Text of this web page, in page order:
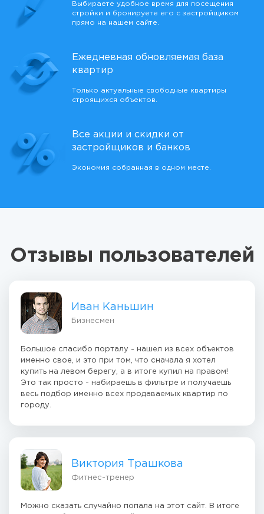
Выбираете удобное время для посещения
стройки и бронируете его с застройщиком
прямо на нашем сайте.
Ежедневная обновляемая база
квартир
Только актуальные свободные квартиры
строящихся объектов.
Все акции и скидки от
застройщиков и банков
Экономия собранная в одном месте.
Отзывы пользователей
Иван Каньшин
Бизнесмен
Большое спасибо порталу - нашел из всех объектов
именно свое, и это при том, что сначала я хотел
купить на левом берегу, а в итоге купил на правом!
Это так просто - набираешь в фильтре и получаешь
весь подбор именно всех продаваемых квартир по
городу.
Виктория Трашкова
Фитнес-тренер
Можно сказать случайно попала на этот сайт. В итоге